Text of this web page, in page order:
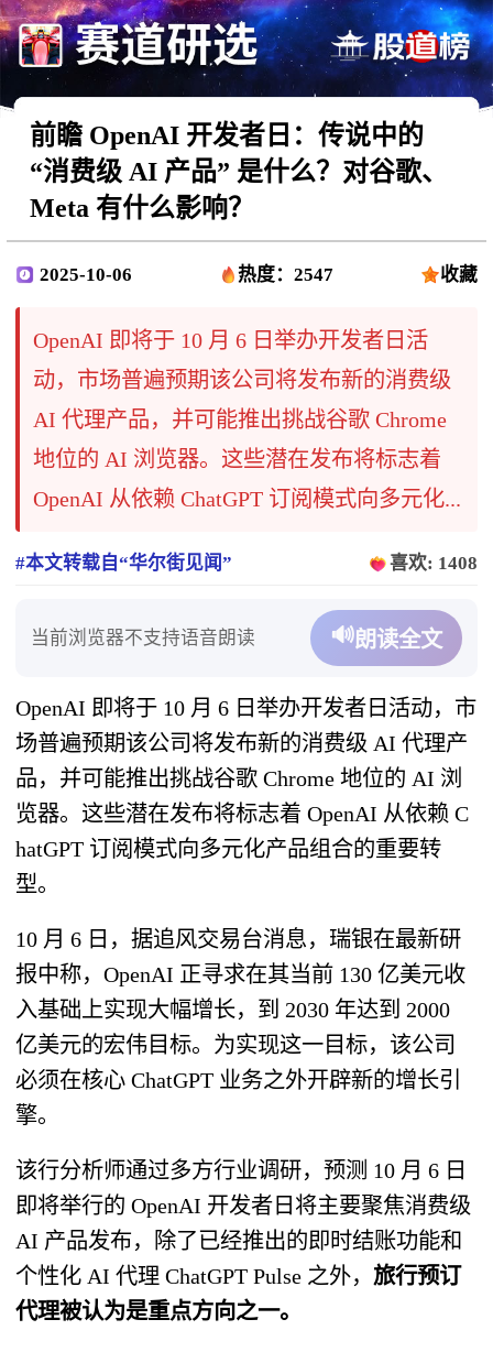
前瞻 OpenAI 开发者日：传说中的
“消费级 AI 产品” 是什么？对谷歌、
Meta 有什么影响？
2025-10-06 热度：2547 收藏
OpenAI 即将于 10 月 6 日举办开发者日活
动，市场普遍预期该公司将发布新的消费级
AI 代理产品，并可能推出挑战谷歌 Chrome
地位的 AI 浏览器。这些潜在发布将标志着
OpenAI 从依赖 ChatGPT 订阅模式向多元化...
#本文转载自“华尔街见闻” 喜欢: 1408
当前浏览器不支持语音朗读 🔊朗读全文
OpenAI 即将于 10 月 6 日举办开发者日活动，市
场普遍预期该公司将发布新的消费级 AI 代理产
品，并可能推出挑战谷歌 Chrome 地位的 AI 浏
览器。这些潜在发布将标志着 OpenAI 从依赖 C
hatGPT 订阅模式向多元化产品组合的重要转
型。
10 月 6 日，据追风交易台消息，瑞银在最新研
报中称，OpenAI 正寻求在其当前 130 亿美元收
入基础上实现大幅增长，到 2030 年达到 2000
亿美元的宏伟目标。为实现这一目标，该公司
必须在核心 ChatGPT 业务之外开辟新的增长引
擎。
该行分析师通过多方行业调研，预测 10 月 6 日
即将举行的 OpenAI 开发者日将主要聚焦消费级
AI 产品发布，除了已经推出的即时结账功能和
个性化 AI 代理 ChatGPT Pulse 之外， 旅行预订
代理被认为是重点方向之一。